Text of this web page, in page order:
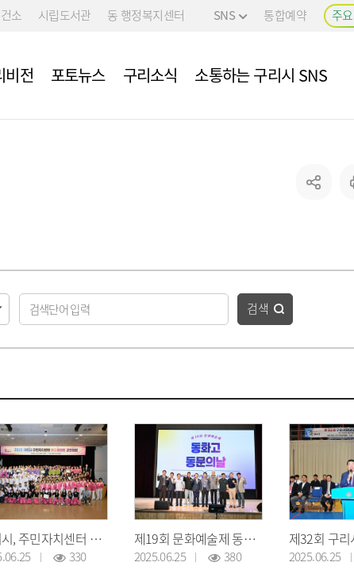
소 시립도서관 동 행정복지센터 SNS 통합예약 주
비전 포토뉴스 구리소식 소통하는 구리시 SNS
검색
구리시, 주민자치센터 우수동아리 경연대회 및 시상식 개최
330
제19회 문화예술제 동화고 동문의 날
2025.06.25 380 2025.06.25